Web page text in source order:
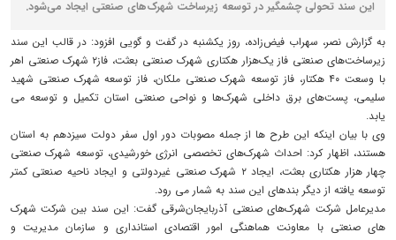
این سند تحولی چشمگیر در توسعه زیرساخت شهرک‌های صنعتی ایجاد می‌شود.
به گزارش نصر، سهراب فیض‌زاده، روز یکشنبه در گفت و گویی افزود: در قالب این سند
زیرساخت‌های صنعتی فاز یک‌هزار هکتاری شهرک صنعتی بعثت، فاز۲ شهرک صنعتی اهر
با وسعت ۴۰ هکتار، فاز توسعه شهرک صنعتی ملکان، فاز توسعه شهرک صنعتی شهید
سلیمی، پست‌های برق داخلی شهرک‌ها و نواحی صنعتی استان تکمیل و توسعه می
یابد.
وی با بیان اینکه این طرح ها از جمله مصوبات دور اول سفر دولت سیزدهم به استان
هستند، اظهار کرد: احداث شهرک‌های تخصصی انرژی خورشیدی، توسعه شهرک صنعتی
چهار هزار هکتاری بعثت، ایجاد ۲ شهرک صنعتی غیردولتی و ایجاد ناحیه صنعتی کمتر
توسعه یافته از دیگر بندهای این سند به شمار می رود.
مدیرعامل شرکت شهرک‌های صنعتی آذربایجان‌شرقی گفت: این سند بین شرکت شهرک
های صنعتی با معاونت هماهنگی امور اقتصادی استانداری و سازمان مدیریت و